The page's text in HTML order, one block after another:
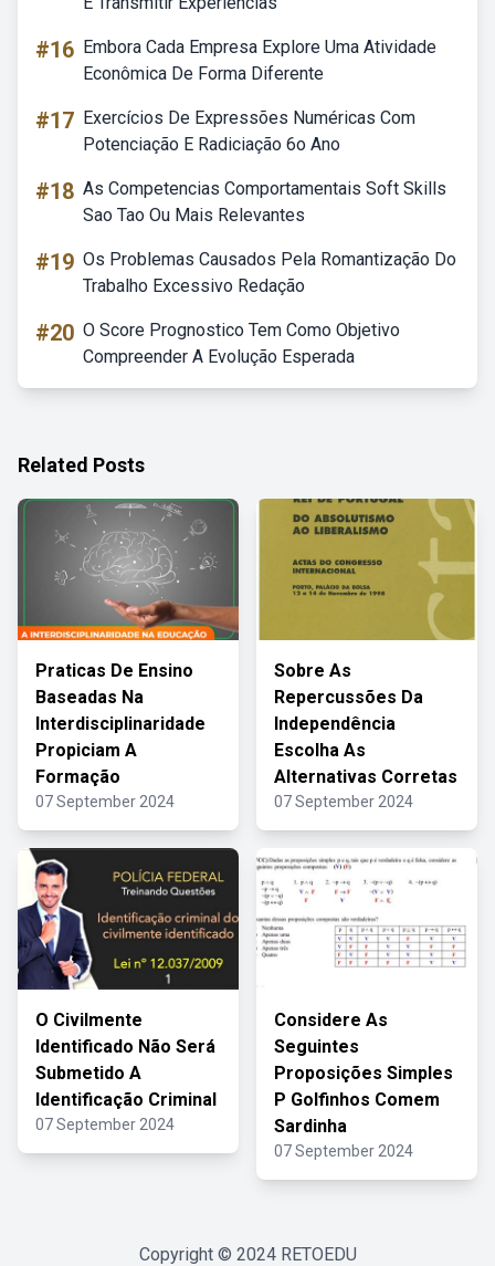
#16 Embora Cada Empresa Explore Uma Atividade
Econômica De Forma Diferente
#17 Exercícios De Expressões Numéricas Com
Potenciação E Radiciação 6o Ano
#18 As Competencias Comportamentais Soft Skills
Sao Tao Ou Mais Relevantes
#19 Os Problemas Causados Pela Romantização Do
Trabalho Excessivo Redação
#20 O Score Prognostico Tem Como Objetivo
Compreender A Evolução Esperada
Related Posts
Praticas De Ensino
Baseadas Na
Interdisciplinaridade
Propiciam A
Formação
07 September 2024
Sobre As
Repercussões Da
Independência
Escolha As
Alternativas Corretas
07 September 2024
O Civilmente
Identificado Não Será
Submetido A
Identificação Criminal
07 September 2024
Considere As
Seguintes
Proposições Simples
P Golfinhos Comem
Sardinha
07 September 2024
Copyright © 2024 RETOEDU